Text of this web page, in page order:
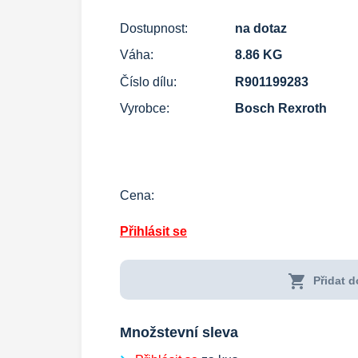
Dostupnost:
na dotaz
Váha:
8.86 KG
Číslo dílu:
R901199283
Vyrobce:
Bosch Rexroth
Cena:
Přihlásit se
shopping_cart Přidat
Množstevní sleva